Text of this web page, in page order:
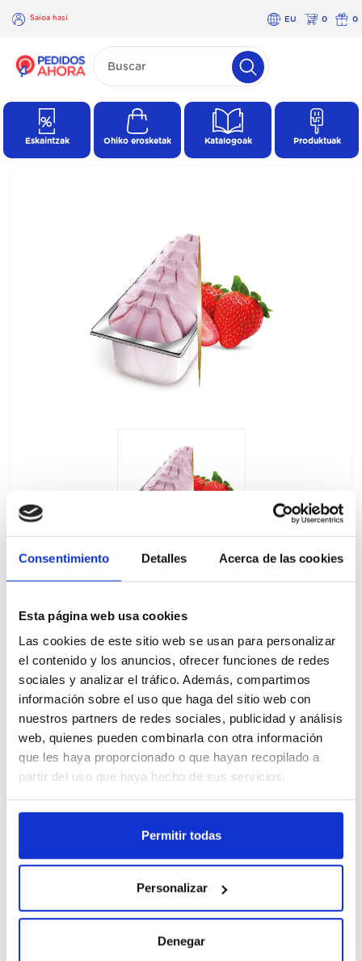
Consentimiento Detalles Acerca de las cookies
Esta página web usa cookies
Las cookies de este sitio web se usan para personalizar
el contenido y los anuncios, ofrecer funciones de redes
sociales y analizar el tráfico. Además, compartimos
información sobre el uso que haga del sitio web con
nuestros partners de redes sociales, publicidad y análisis
web, quienes pueden combinarla con otra información
que les haya proporcionado o que hayan recopilado a
partir del uso que haya hecho de sus servicios.
Permitir todas
Personalizar
Denegar
Saioa hasi EU 0 0
×
Saioa
Eskaintzak Ohiko erosketak Katalogoak Produktuak
Helado Granel Fresa Carte D'Or 5,5L
Erregistratu